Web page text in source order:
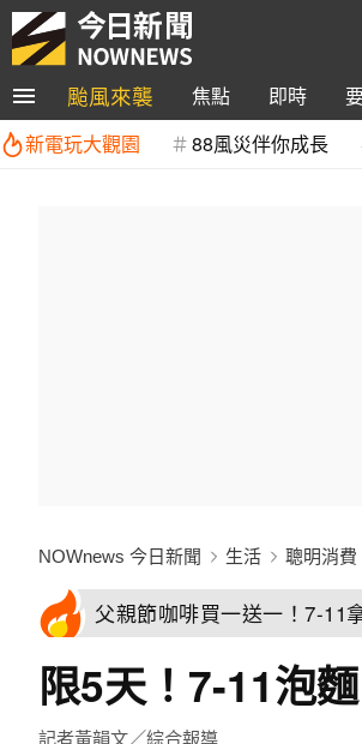
颱風來襲 焦點 即時
新電玩大觀園
88風災伴你成長
NOWnews 今日新聞 生活 聰明消費
父親節咖啡買一送一！7-
限5天！7-11泡
記者黃韻文／綜合報導